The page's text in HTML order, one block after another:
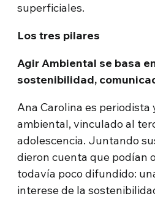
superficiales.
Los tres pilares
Agir Ambiental se basa
sostenibilidad,
Ana Carolina es periodista
ambiental, vinculado al
adolescencia. Juntando
dieron cuenta que podían
todavía poco difundido:
interese de la